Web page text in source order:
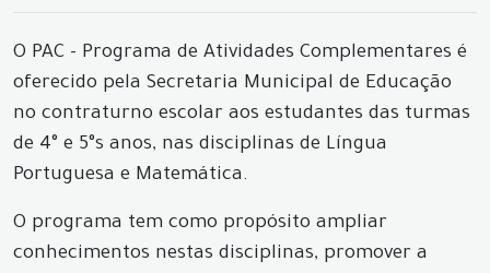
O PAC - Programa de Atividades Complementares é
oferecido pela Secretaria Municipal de Educação
no contraturno escolar aos estudantes das turmas
de 4° e 5°s anos, nas disciplinas de Língua
Portuguesa e Matemática.
O programa tem como propósito ampliar
conhecimentos nestas disciplinas, promover a